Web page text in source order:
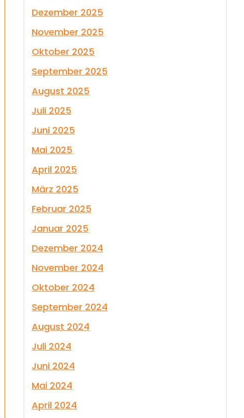
Dezember 2025
November 2025
Oktober 2025
September 2025
August 2025
Juli 2025
Juni 2025
Mai 2025
April 2025
März 2025
Februar 2025
Januar 2025
Dezember 2024
November 2024
Oktober 2024
September 2024
August 2024
Juli 2024
Juni 2024
Mai 2024
April 2024